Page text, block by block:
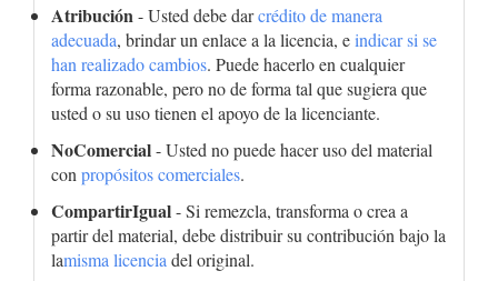
Atribución- Usted debe darcrédito de manera
adecuada, brindar un enlace a la licencia, eindicar si se
han realizado cambios. Puede hacerlo en cualquier
forma razonable, pero no de forma tal que sugiera que
usted o su uso tienen el apoyo de la licenciante.
NoComercial- Usted no puede hacer uso del material
con propósitos comerciales.
CompartirIgual- Si remezcla, transforma o crea a
partir del material, debe distribuir su contribución bajo la
lamisma licencia del original.